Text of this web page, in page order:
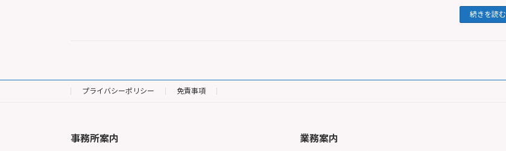
続きを読む
プライバシーポリシー 免責事項
事務所案内 業務案内